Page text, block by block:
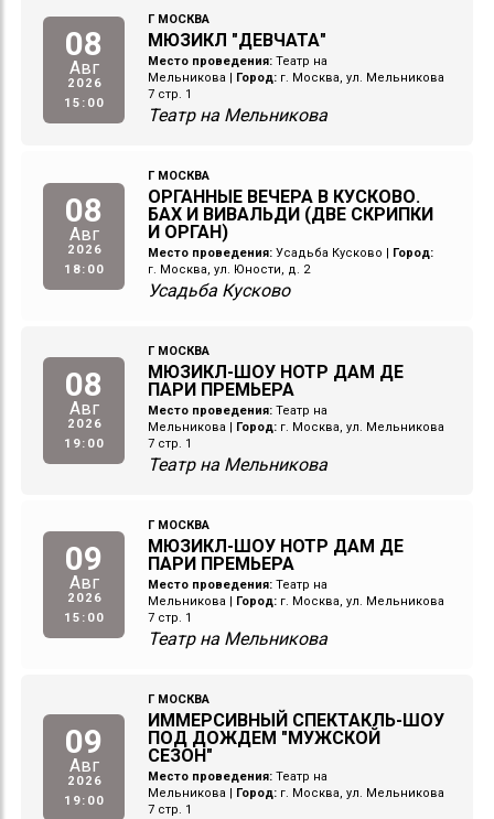
08
Авг
2026
15:00
Г МОСКВА
МЮЗИКЛ "ДЕВЧАТА"
Место проведения: Театр на
Мельникова
Город: г. Москва, ул. Мельникова
7 стр. 1
Театр на Мельникова
08
Авг
2026
18:00
Г МОСКВА
ОРГАННЫЕ ВЕЧЕРА В КУСКОВО.
БАХ И ВИВАЛЬДИ (ДВЕ СКРИПКИ
И ОРГАН)
Место проведения: Усадьба Кусково
Город:
г. Москва, ул. Юности, д. 2
Усадьба Кусково
08
Авг
2026
19:00
Г МОСКВА
МЮЗИКЛ-ШОУ НОТР ДАМ ДЕ
ПАРИ ПРЕМЬЕРА
Место проведения: Театр на
Мельникова
Город: г. Москва, ул. Мельникова
7 стр. 1
Театр на Мельникова
09
Авг
2026
15:00
Г МОСКВА
МЮЗИКЛ-ШОУ НОТР ДАМ ДЕ
ПАРИ ПРЕМЬЕРА
Место проведения: Театр на
Мельникова
Город: г. Москва, ул. Мельникова
7 стр. 1
Театр на Мельникова
09
Авг
2026
19:00
Г МОСКВА
ИММЕРСИВНЫЙ СПЕКТАКЛЬ-ШОУ
ПОД ДОЖДЕМ "МУЖСКОЙ
СЕЗОН"
Место проведения: Театр на
Мельникова
Город: г. Москва, ул. Мельникова
7 стр. 1